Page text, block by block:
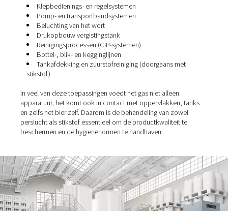
Waarom brouwerijen
(en stikstof) gebruiken
Of u nu een grootschalig bedrijf of een kleine
betrokken bij meerdere fasen van uw proces:
Klepbedienings- en regelsystemen
Pomp- en transportbandsystemen
Drukopbouw vergistingstank
Reinigingsprocessen (CIP-systemen)
Bottel-, blik- en kegginglijnen
Tankafdekking en zuurstofreiniging (doorgaans
stikstof)